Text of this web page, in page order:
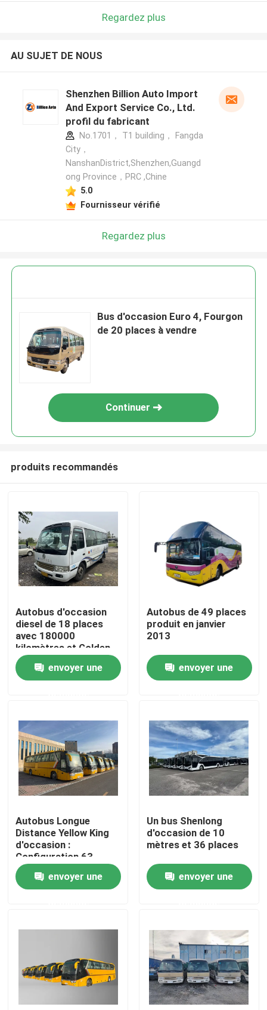
À la maison
Vidéos
Le spectacle VR
À propos de nous
Visite de l'usine
Contrôle de la qualité
Nouvelles
Les affaires
Demandez un devis
Regardez plus
AU SUJET DE NOUS
Shenzhen Billion Auto Import
And Export Service Co., Ltd.
profil du fabricant
No.1701， T1 building， Fangda
City，
NanshanDistrict,Shenzhen,Guangd
ong Province，PRC ,Chine
5.0
Fournisseur vérifié
Regardez plus
Bus d'occasion Euro 4, Fourgon
de 20 places à vendre
Continuer
produits recommandés
Autobus d'occasion
diesel de 18 places
avec 180000
kilomètres et Golden
Dragon à 1 porte
envoyer une
Autobus de 49 places
produit en janvier
2013
envoyer une
Autobus Longue
Distance Yellow King
d'occasion :
Configuration 63
places, Moteur Yuchai
& Boîte de vitesses
manuelle
envoyer une
Un bus Shenlong
d'occasion de 10
mètres et 36 places
envoyer une